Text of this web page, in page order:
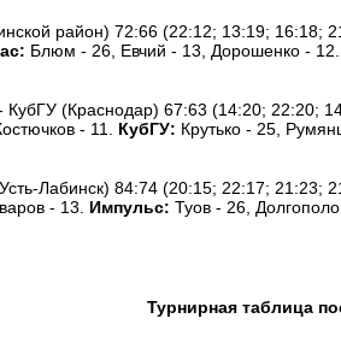
район) 72:66 (22:12; 13:19; 16:18;
Блюм - 26, Евчий - 13, Дорошенко - 12.
КубГУ (Краснодар) 67:63 (14:20; 22:20;
- 11. КубГУ: Крутько - 25,
Лабинск) 84:74 (20:15; 22:17; 21:23;
- 13. Импульс: Туов - 26,
Турнирная таблица